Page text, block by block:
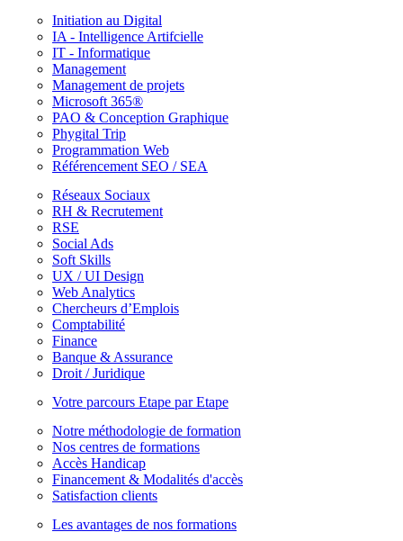
Initiation au Digital
IA - Intelligence Artifcielle
IT - Informatique
Management
Management de projets
Microsoft 365®
PAO & Conception Graphique
Phygital Trip
Programmation Web
Référencement SEO / SEA
Réseaux Sociaux
RH & Recrutement
RSE
Social Ads
Soft Skills
UX / UI Design
Web Analytics
Chercheurs d’Emplois
Comptabilité
Finance
Banque & Assurance
Droit / Juridique
Votre parcours Etape par Etape
Notre méthodologie de formation
Nos centres de formations
Accès Handicap
Financement & Modalités d'accès
Satisfaction clients
Les avantages de nos formations